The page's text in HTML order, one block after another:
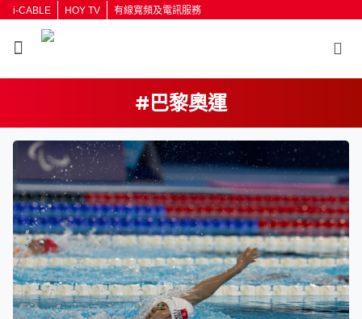
i-CABLE HOY TV 有線寬頻及電訊服務
#巴黎奧運
按輸入鍵開始搜尋